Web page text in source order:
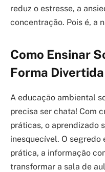
reduz o estresse, a
concentração. Pois é, a
Como Ensinar
Forma
A educação ambiental
precisa ser chata! Com
práticas, o aprendizado
inesquecível. O segredo
prática, a informação
transformar a sala de